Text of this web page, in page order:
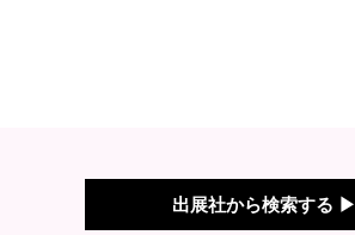
出展社から検索する ▶